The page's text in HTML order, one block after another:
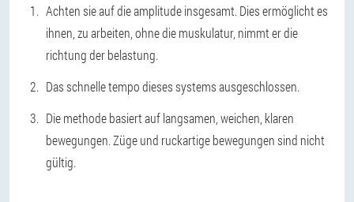
Achten sie auf die amplitude insgesamt. Dies ermöglicht es
ihnen, zu arbeiten, ohne die muskulatur, nimmt er die
richtung der belastung.
Das schnelle tempo dieses systems ausgeschlossen.
Die methode basiert auf langsamen, weichen, klaren
bewegungen. Züge und ruckartige bewegungen sind nicht
gültig.